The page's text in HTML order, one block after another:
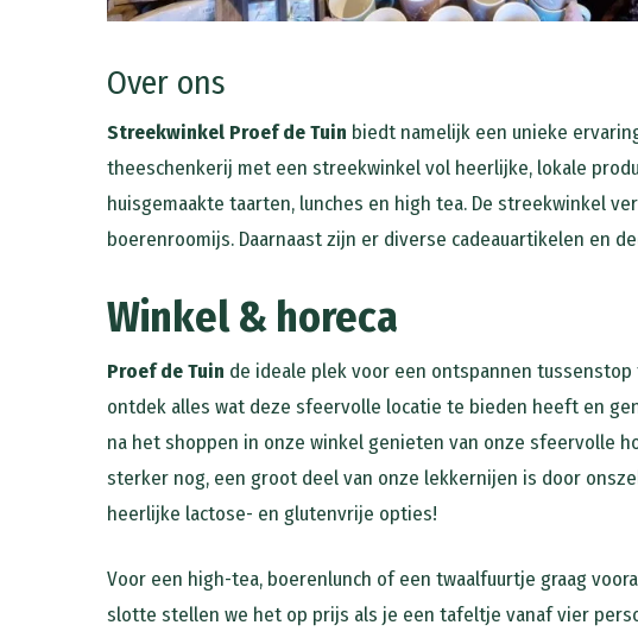
Over ons
Streekwinkel Proef de Tuin biedt namelijk een unieke
theeschenkerij met een streekwinkel vol heerlijke, lokale
huisgemaakte taarten, lunches en high tea. De streekwinkel
boerenroomijs. Daarnaast zijn er diverse cadeauartikelen en
Winkel & horeca
Proef de Tuin de ideale plek voor een ontspannen
ontdek alles wat deze sfeervolle locatie te bieden heeft en
na het shoppen in onze winkel genieten van onze sfeervolle
sterker nog, een groot deel van onze lekkernijen is door
heerlijke lactose- en glutenvrije opties!
Voor een high-tea, boerenlunch of een twaalfuurtje graag
slotte stellen we het op prijs als je een tafeltje vanaf vier